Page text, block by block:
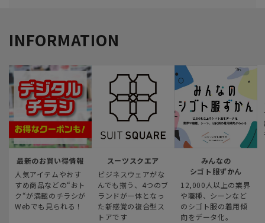
INFORMATION
最新のお買い得情報
人気アイテムやおす
すめ商品などの“おト
ク“が満載のチラシが
Webでも見られる！
スーツスクエア
ビジネスウェアがな
んでも揃う、4つのブ
ランドが一体となっ
た新感覚の複合型ス
トアです
みんなの
シゴト服ずかん
12,000人以上の業界
や職種、シーンなど
のシゴト服の着用傾
向をデータ化。